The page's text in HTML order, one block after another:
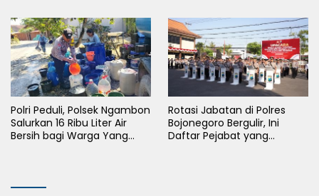
Polri Peduli, Polsek Ngambon
Salurkan 16 Ribu Liter Air
Bersih bagi Warga Yang
Rotasi Jabatan di Polres
Bojonegoro Bergulir, Ini
Daftar Pejabat yang